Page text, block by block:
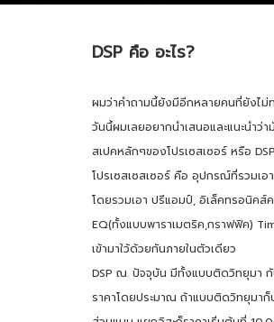
DSP คือ อะไร?
ผมว่าคำถามนี้ยังมีอีกหลายคนที่ยังไม่
วันนี้ผมเลยอยากนำเสนอและแนะนำว่
สเปคหลักๆของโปรเซสเซอร์ หรือ
โปรเซสเซสเซอร์ คือ อุปกรณ์ที่รวมเ
โดยรวมเอา ปรีแอมป์, อิเล็คทรอนิคส์
EQ(ทั้งแบบพาราเมตริค,กราฟฟิค)
เข้ามาใว้ด้วยกันภายในตัวเดียว
DSP ณ. ปัจจุบัน มีทั้งแบบติดวิทยุมา กั
ราคาโดยประมาณ ถ้าแบบติดวิทยุม